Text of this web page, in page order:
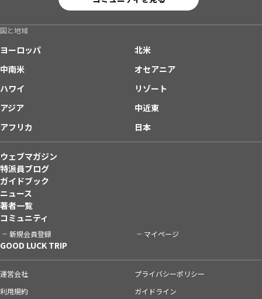
国と地域
ヨーロッパ
北米
中南米
オセアニア
ハワイ
リゾート
アジア
中近東
アフリカ
日本
ウェブマガジン
特派員ブログ
ガイドブック
ニュース
著者一覧
コミュニティ
新規会員登録 マイページ
GOOD LUCK TRIP
運営会社
プライバシーポリシー
利用規約
ガイドライン